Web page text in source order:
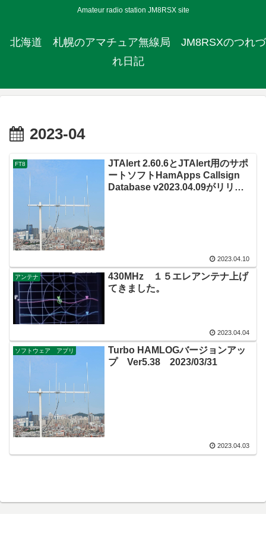
Amateur radio station JM8RSX site
北海道 札幌のアマチュア無線局 JM8RSXのつれづ
れ日記
2023-04
FT8
JTAlert 2.60.6とJTAlert用のサポ
ートソフトHamApps Callsign
Database v2023.04.09がリリー
2023.04.10
アンテナ
430MHz １５エレアンテナ上げ
てきました。
2023.04.04
ソフトウェア アプリ
Turbo HAMLOGバージョンアッ
プ Ver5.38 2023/03/31
2023.04.03